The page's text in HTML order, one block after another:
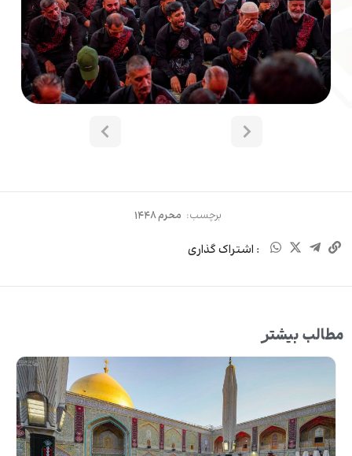
برچسب: محرم ۱۴۴۸
: اشتراک گذاری
مطالب بیشتر